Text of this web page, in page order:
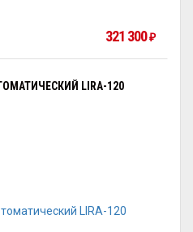
321 300₽
LIRA-120